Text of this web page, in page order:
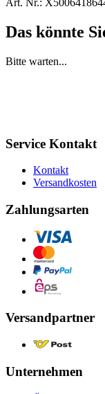
Art. Nr.:
Das könnte
Bitte warten...
Service Kontakt
Kontakt
Versandkosten
Zahlungsarten
Versandpartner
Unternehmen